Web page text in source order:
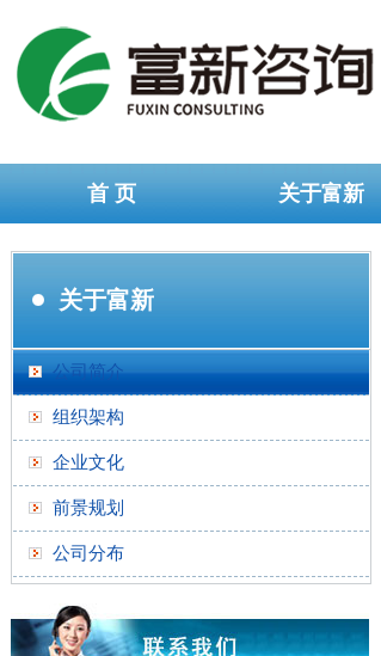
首 页 关于富新
加盟留言 地图
关于富新
公司简介
组织架构
企业文化
前景规划
公司分布